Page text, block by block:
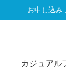
お申し込み
カジュアル